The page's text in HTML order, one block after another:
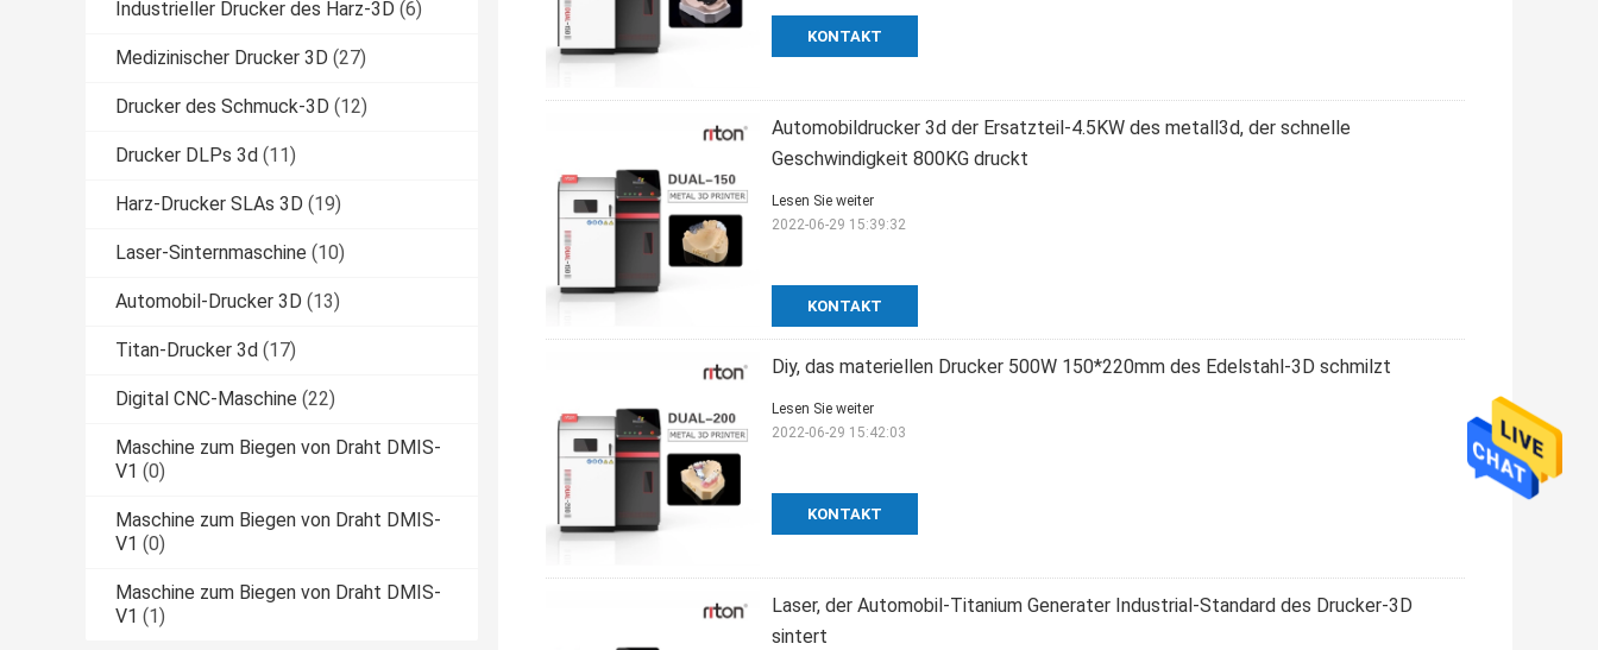
Industrieller Drucker des Harz-3D (6)
Medizinischer Drucker 3D (27)
Drucker des Schmuck-3D (12)
Drucker DLPs 3d (11)
Harz-Drucker SLAs 3D (19)
Laser-Sinternmaschine (10)
Automobil-Drucker 3D (13)
Titan-Drucker 3d (17)
Digital CNC-Maschine (22)
Maschine zum Biegen von Draht DMIS-
V1 (0)
Maschine zum Biegen von Draht DMIS-
V1 (0)
Maschine zum Biegen von Draht DMIS-
V1 (1)
KONTAKT
Automobildrucker 3d der Ersatzteil-4.5KW des metall3d, der schnelle
Geschwindigkeit 800KG druckt
KONTAKT
Lesen Sie weiter
2022-06-29 15:39:32
Diy, das materiellen Drucker 500W 150*220mm des Edelstahl-3D schmilzt
KONTAKT
Lesen Sie weiter
2022-06-29 15:42:03
Laser, der Automobil-Titanium Generater Industrial-Standard des Drucker-3D
sintert